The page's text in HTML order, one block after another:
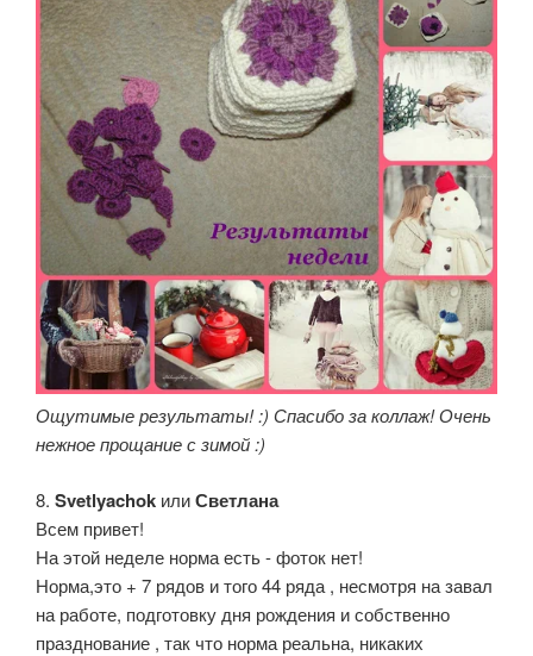
Ощутимые результаты! :) Спасибо за коллаж! Очень
нежное прощание с зимой :)
8. Svetlyachok илиСветлана
Всем привет!
На этой неделе норма есть - фоток нет!
Норма,это + 7 рядов и того 44 ряда , несмотря на завал
на работе, подготовку дня рождения и собственно
празднование , так что норма реальна, никаких